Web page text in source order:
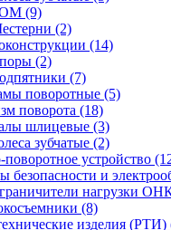
(9)
(2)
(14)
(2)
(7)
поворотные (5)
поворота (18)
шлицевые (3)
зубчатые (2)
устройство
безопасности и
нагрузки
(8)
изделия (РТИ)